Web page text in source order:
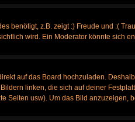
benötigt, z.B. zeigt :) Freude und :(
wird. Ein Moderator könnte sich
auf das Board hochzuladen.
linken, die sich auf deiner
usw). Um das Bild anzuzeigen,